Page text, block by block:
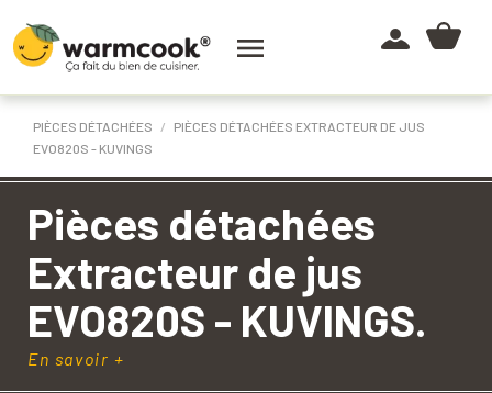

PIÈCES DÉTACHÉES
PIÈCES DÉTACHÉES EXTRACTEUR DE JUS
EVO820S - KUVINGS
Pièces détachées
Extracteur de jus
EVO820S - KUVINGS.
En savoir +